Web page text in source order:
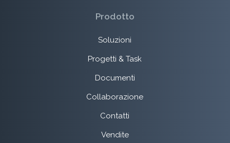
Prodotto
Soluzioni
Progetti & Task
Documenti
Collaborazione
Contatti
Vendite